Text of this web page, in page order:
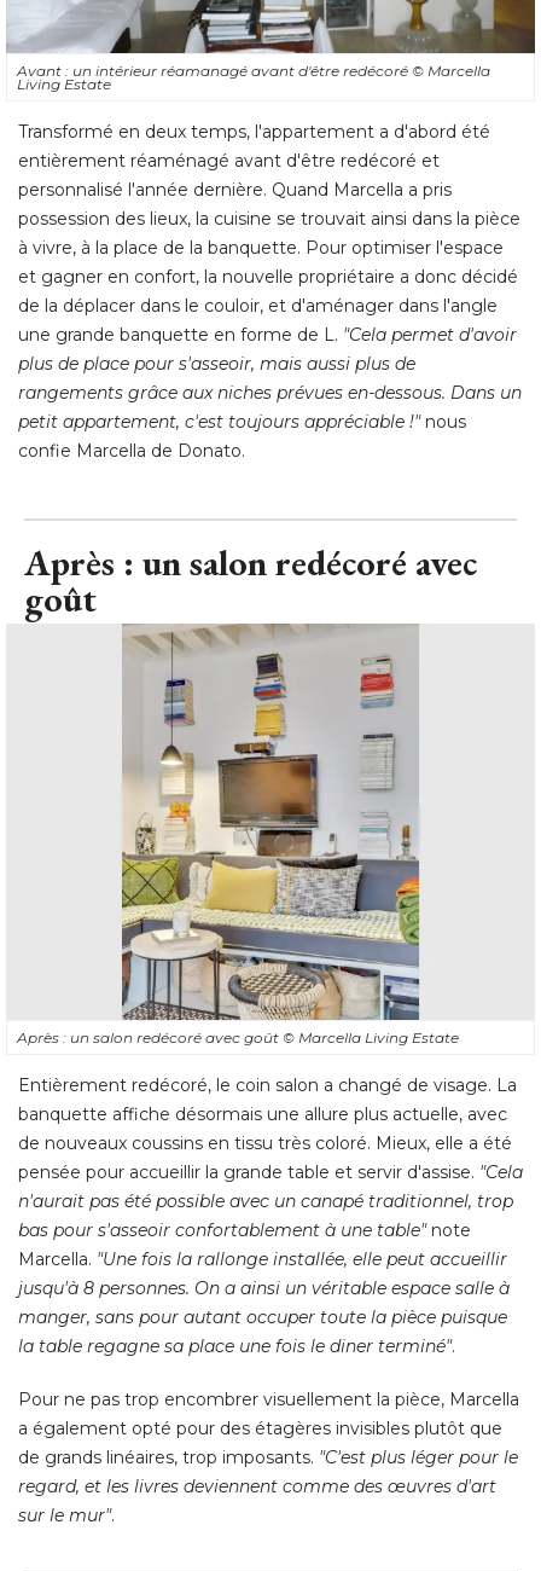
Avant : un intérieur réamanagé avant d'être redécoré © Marcella
Living Estate
Transformé en deux temps, l'appartement a d'abord été
entièrement réaménagé avant d'être redécoré et
personnalisé l'année dernière. Quand Marcella a pris
possession des lieux, la cuisine se trouvait ainsi dans la pièce
à vivre, à la place de la banquette. Pour optimiser l'espace
et gagner en confort, la nouvelle propriétaire a donc décidé
de la déplacer dans le couloir, et d'aménager dans l'angle
une grande banquette en forme de L. "Cela permet d'avoir
plus de place pour s'asseoir, mais aussi plus de
rangements grâce aux niches prévues en-dessous. Dans un
petit appartement, c'est toujours appréciable !"nous
confie Marcella de Donato.
Après : un salon redécoré avec
goût
Après : un salon redécoré avec goût © Marcella Living Estate
Entièrement redécoré, le coin salon a changé de visage. La
banquette affiche désormais une allure plus actuelle, avec
de nouveaux coussins en tissu très coloré. Mieux, elle a été
pensée pour accueillir la grande table et servir d'assise. "Cela
n'aurait pas été possible avec un canapé traditionnel, trop
bas pour s'asseoir confortablement à une table"note
Marcella. "Une fois la rallonge installée, elle peut accueillir
jusqu'à 8 personnes. On a ainsi un véritable espace salle à
manger, sans pour autant occuper toute la pièce puisque
la table regagne sa place une fois le diner terminé".
Pour ne pas trop encombrer visuellement la pièce, Marcella
a également opté pour des étagères invisibles plutôt que
de grands linéaires, trop imposants. "C'est plus léger pour le
regard, et les livres deviennent comme des œuvres d'art
sur le mur".